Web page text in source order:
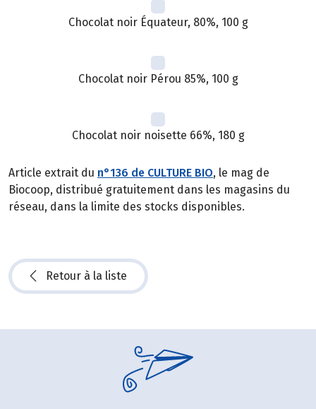
Chocolat noir Équateur, 80%, 100 g
Chocolat noir Pérou 85%, 100 g
Chocolat noir noisette 66%, 180 g
Article extrait du n°136 de CULTURE BIO, le mag de
Biocoop, distribué gratuitement dans les magasins du
réseau, dans la limite des stocks disponibles.
Retour à la liste